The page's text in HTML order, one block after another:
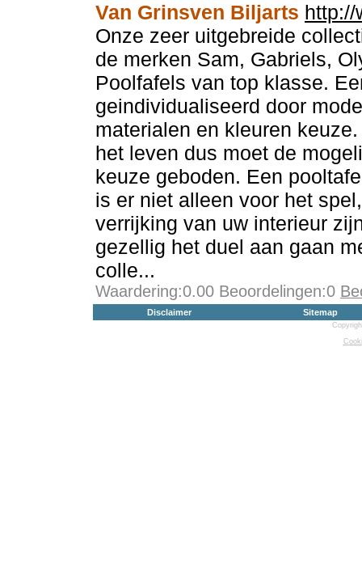
Van Grinsven Biljarts http://
Onze zeer uitgebreide
de merken Sam, Gabriels,
Poolfafels van top klasse.
geindividualiseerd door
materialen en kleuren
het leven dus moet de
keuze geboden. Een
is er niet alleen voor het
verrijking van uw interieur
gezellig het duel aan gaan
colle...
Waardering:0.00 Beoordelingen:0
Disclaimer Sitemap